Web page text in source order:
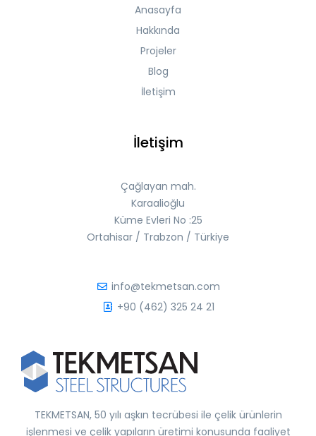
Anasayfa
Hakkında
Projeler
Blog
İletişim
İletişim
Çağlayan mah.
Karaalioğlu
Küme Evleri No :25
Ortahisar / Trabzon / Türkiye
info@tekmetsan.com
+90 (462) 325 24 21
TEKMETSAN, 50 yılı aşkın tecrübesi ile çelik ürünlerin
işlenmesi ve çelik yapıların üretimi konusunda faaliyet